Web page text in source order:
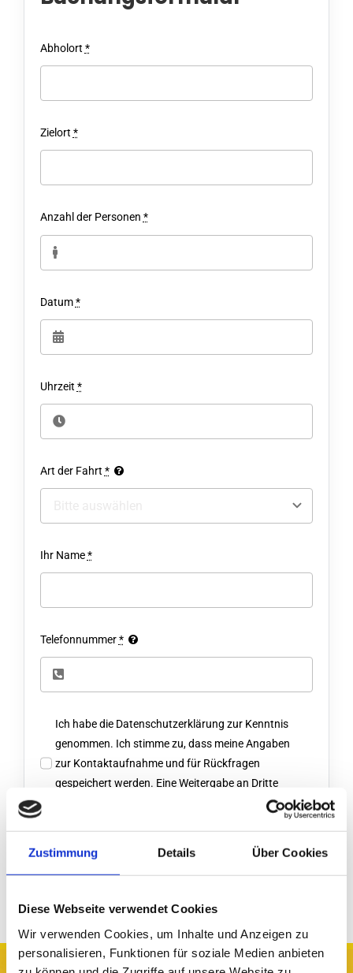
Zustimmung Details Über Cookies
Diese Webseite verwendet Cookies
Wir verwenden Cookies, um Inhalte und Anzeigen zu
personalisieren, Funktionen für soziale Medien anbieten
Abholort *
Zielort *
Anzahl der Personen *
Datum*
Uhrzeit *
Art der Fahrt *
Ihr Name*
Telefonnummer*
Ich habe die Datenschutzerklärung zur Kenntnis
genommen. Ich stimme zu, dass meine Angaben
zur Kontaktaufnahme und für Rückfragen
gespeichert werden. Eine Weitergabe an Dritte
BUCHUNG ANFRAGEN